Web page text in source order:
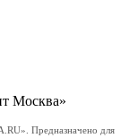
Москва»
Предназначено для